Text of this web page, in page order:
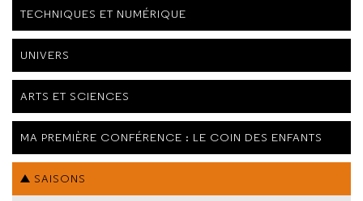
TECHNIQUES ET NUMÉRIQUE
UNIVERS
ARTS ET SCIENCES
MA PREMIÈRE CONFÉRENCE : LE COIN DES ENFANTS
SAISONS